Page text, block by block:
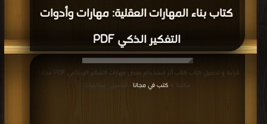
كتاب بناء المهارات العقلية: مهارات وأدوات
التفكير الذكي PDF
قراءة و تحميل كتاب كتاب أثر استخدام بعض مهارات التفكير الإبداعي PDF مجانا |
مكتبة >كتب في مجانا | التحميل : مرة/مرات